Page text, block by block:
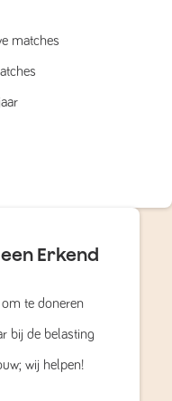
matches
Erkend
te doneren
bij de belasting
wij helpen!